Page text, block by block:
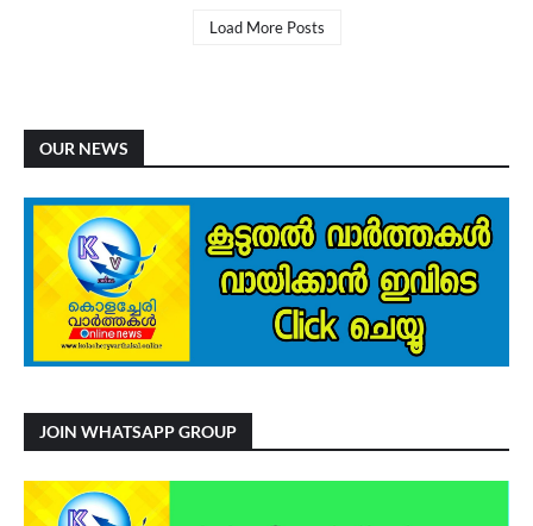
Load More Posts
OUR NEWS
JOIN WHATSAPP GROUP